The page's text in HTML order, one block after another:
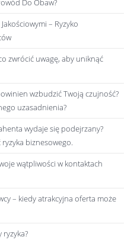
Do Obaw?
– Ryzyko
zwrócić uwagę, aby uniknąć
wzbudzić Twoją czujność?
uzasadnienia?
wydaje się podejrzany?
biznesowego.
wątpliwości w kontaktach
– kiedy atrakcyjna oferta może
ryzyka?